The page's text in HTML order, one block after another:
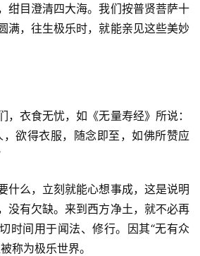
绀目澄清四大海。我们按普贤菩萨十
满，往生极乐时，就能亲见这些美妙
，衣食无忧，如《无量寿经》所说：
，欲得衣服，随念即至，如佛所赞应
什么，立刻就能心想事成，这是说明
没有欠缺。来到西方净土，就不必再
时间用于闻法、修行。因其“无有众
称为极乐世界。